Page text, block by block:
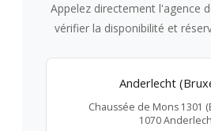
Appelez directement l'agence
vérifier la disponibilité et
Anderlecht
Chaussée de Mons 1301
1070